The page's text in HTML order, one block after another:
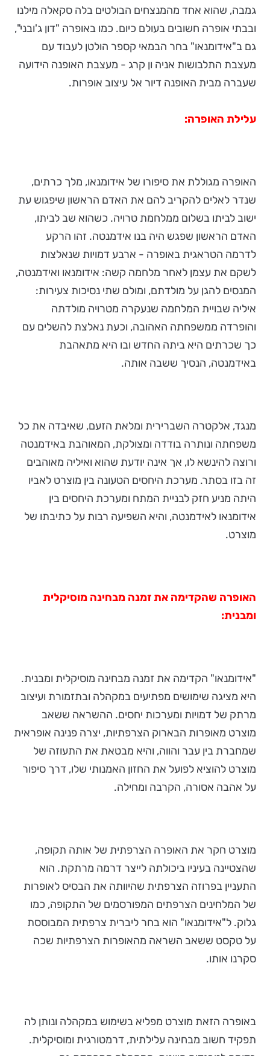
גמבה, שהוא אחד מהמנצחים הבולטים בלה סקאלה מילנו
ובבתי אופרה חשובים בעולם כיום. כמו באופרה "דון ג'ובני",
גם ב"אידומנאו" בחר הבמאי קספר הולטן לעבוד עם
מעצבת התלבושות אניה ון קרג - מעצבת האופנה הידועה
שעברה מבית האופנה דיור אל עיצוב אופרות.
עלילת האופרה:
האופרה מגוללת את סיפורו של אידומנאו, מלך כרתים,
שנדר לאלים להקריב להם את האדם הראשון שיפגוש עת
ישוב לביתו בשלום ממלחמת טרויה. כשהוא שב לביתו,
האדם הראשון שפגש היה בנו אידמנטה. זהו הרקע
לדרמה הטראגית באופרה - ארבע דמויות שנאלצות
לשקם את עצמן לאחר מלחמה קשה: אידומנאו ואידמנטה,
המנסים להגן על מולדתם, ומולם שתי נסיכות צעירות:
איליה שבויית המלחמה שנעקרה מטרויה מולדתה
והופרדה ממשפחתה האהובה, וכעת נאלצת להשלים עם
כך שכרתים היא ביתה החדש ובו היא מתאהבת
באידמנטה, הנסיך ששבה אותה.
מנגד, אלקטרה השברירית ומלאת הזעם, שאיבדה את כל
משפחתה ונותרה בודדה ומצולקת, המאוהבת באידמנטה
ורוצה להינשא לו, אך אינה יודעת שהוא ואיליה מאוהבים
זה בזו בסתר. מערכת היחסים הטעונה בין מוצרט לאביו
היתה מניע חזק לבניית המתח ומערכת היחסים בין
אידומנאו לאידמנטה, והיא השפיעה רבות על כתיבתו של
מוצרט.
האופרה שהקדימה את זמנה מבחינה מוסיקלית
ומבנית:
"אידומנאו" הקדימה את זמנה מבחינה מוסיקלית ומבנית.
היא מציגה שימושים מפתיעים במקהלה ובתזמורת ועיצוב
מרתק של דמויות ומערכות יחסים. ההשראה ששאב
מוצרט מאופרות הבארוק הצרפתיות, יצרה פנינה אופראית
שמחברת בין עבר והווה, והיא מבטאת את התעוזה של
מוצרט להוציא לפועל את החזון האמנותי שלו, דרך סיפור
על אהבה אסורה, הקרבה ומחילה.
מוצרט חקר את האופרה הצרפתית של אותה תקופה,
שהצטיינה בעיניו ביכולתה לייצר דרמה מרתקת. הוא
התעניין בפרוזה הצרפתית שהיוותה את הבסיס לאופרות
של המלחינים הצרפתים המפורסמים של התקופה, כמו
גלוק. ל"אידומנאו" הוא בחר ליברית צרפתית המבוססת
על טקסט ששאב השראה מהאופרות הצרפתיות שכה
סקרנו אותו.
באופרה הזאת מוצרט מפליא בשימוש במקהלה ונותן לה
תפקיד חשוב מבחינה עלילתית, דרמטורגית ומוסיקלית.